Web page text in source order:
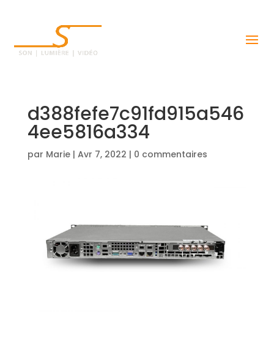
d388fefe7c91fd915a546
4ee5816a334
par Marie| Avr 7, 2022 | 0 commentaires